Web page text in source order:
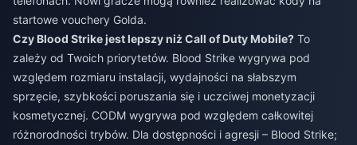
startowe vouchery Golda.
Czy Blood Strike jest lepszy niż Call of Duty Mobile? To
zależy od Twoich priorytetów. Blood Strike wygrywa pod
względem rozmiaru instalacji, wydajności na słabszym
sprzęcie, szybkości poruszania się i uczciwej monetyzacji
kosmetycznej. CODM wygrywa pod względem całkowitej
różnorodności trybów. Dla dostępności i agresji – Blood Strike;